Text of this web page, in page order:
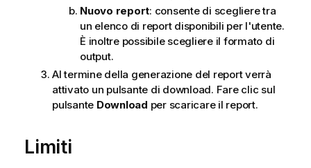
Nuovo report: consente di scegliere tra
un elenco di report disponibili per l'utente.
È inoltre possibile scegliere il formato di
output.
Al termine della generazione del report verrà
attivato un pulsante di download. Fare clic sul
pulsante Download per scaricare il report.
Limiti